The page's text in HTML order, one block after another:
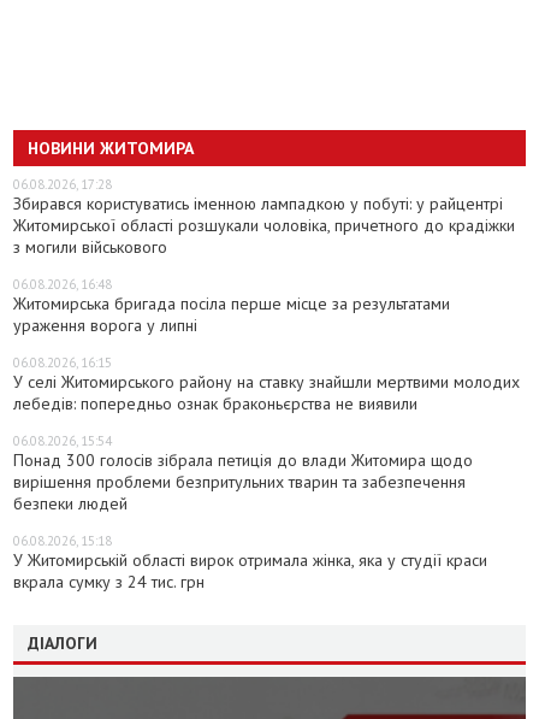
НОВИНИ ЖИТОМИРА
06.08.2026, 17:28
Збирався користуватись іменною лампадкою у побуті: у райцентрі
Житомирської області розшукали чоловіка, причетного до крадіжки
з могили військового
06.08.2026, 16:48
Житомирська бригада посіла перше місце за результатами
ураження ворога у липні
06.08.2026, 16:15
У селі Житомирського району на ставку знайшли мертвими молодих
лебедів: попередньо ознак браконьєрства не виявили
06.08.2026, 15:54
Понад 300 голосів зібрала петиція до влади Житомира щодо
вирішення проблеми безпритульних тварин та забезпечення
безпеки людей
06.08.2026, 15:18
У Житомирській області вирок отримала жінка, яка у студії краси
вкрала сумку з 24 тис. грн
ДІАЛОГИ